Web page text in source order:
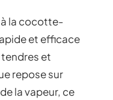
la cocotte-
et efficace
et
repose sur
la vapeur, ce